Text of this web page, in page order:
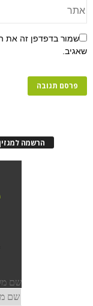
שמור בדפדפן זה את
שאגיב.
הרשמה